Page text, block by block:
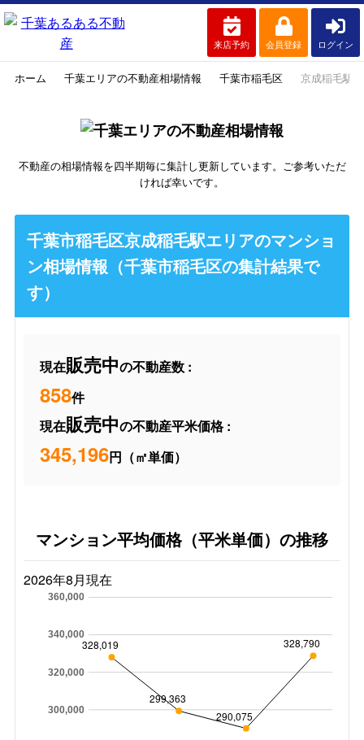
来店予約 会員登録 ログイン
ホーム 千葉エリアの不動産相場情報 千葉市稲毛区 京成稲毛駅
不動産の相場情報を四半期毎に集計し更新しています。ご参考いただ
ければ幸いです。
千葉市稲毛区京成稲毛駅エリアのマンショ
ン相場情報（千葉市稲毛区の集計結果で
す）
現在販売中の不動産数 :
858件
現在販売中の不動産平米価格 :
345,196円（㎡単価）
マンション平均価格（平米単価）の推移
2026年8月現在
300,000
320,000
340,000
360,000
328,019
299,363
290,075
328,790